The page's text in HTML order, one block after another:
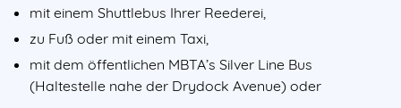
mit einem Shuttlebus Ihrer Reederei,
zu Fuß oder mit einem Taxi,
mit dem öffentlichen MBTA’s Silver Line Bus
(Haltestelle nahe der Drydock Avenue) oder